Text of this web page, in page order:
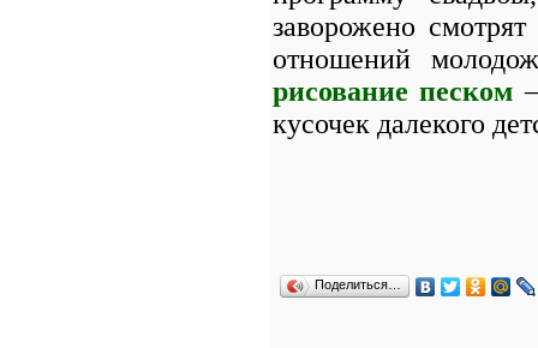
заворожено
отношений
рисование песком
кусочек далекого
Поделиться…